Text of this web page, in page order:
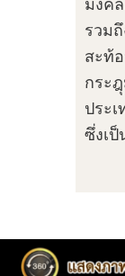
รวม
สะท้
กระ
ประ
ซึ่งเ